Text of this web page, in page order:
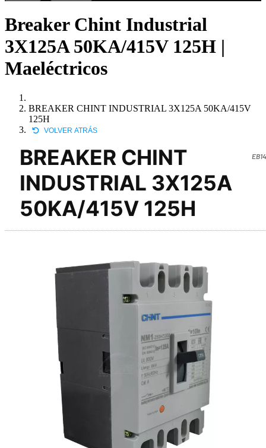
Breaker Chint Industrial
3X125A 50KA/415V 125H |
Maeléctricos
BREAKER CHINT INDUSTRIAL 3X125A 50KA/415V
125H
VOLVER ATRÁS
BREAKER CHINT
INDUSTRIAL 3X125A
50KA/415V 125H